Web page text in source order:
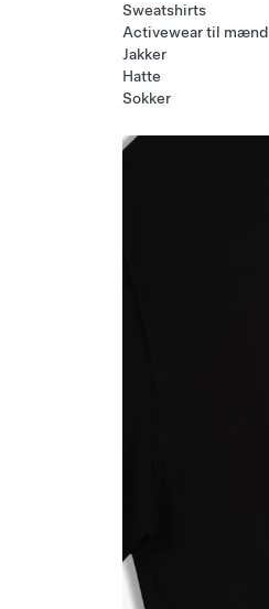
Sweatshirts
Activewear til mænd
Jakker
Hatte
Sokker